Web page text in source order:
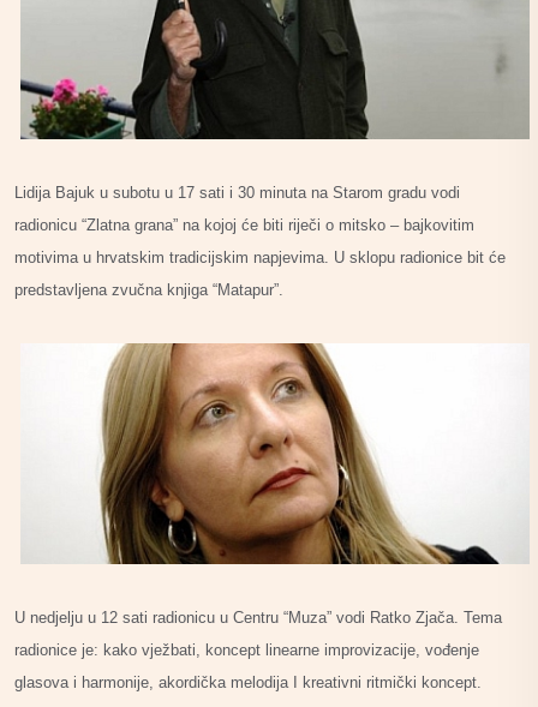
Lidija Bajuk u subotu u 17 sati i 30 minuta na Starom gradu vodi
radionicu “Zlatna grana” na kojoj će biti riječi o mitsko – bajkovitim
motivima u hrvatskim tradicijskim napjevima. U sklopu radionice bit će
predstavljena zvučna knjiga “Matapur”.
U nedjelju u 12 sati radionicu u Centru “Muza” vodi Ratko Zjača. Tema
radionice je: kako vježbati, koncept linearne improvizacije, vođenje
glasova i harmonije, akordička melodija I kreativni ritmički koncept.